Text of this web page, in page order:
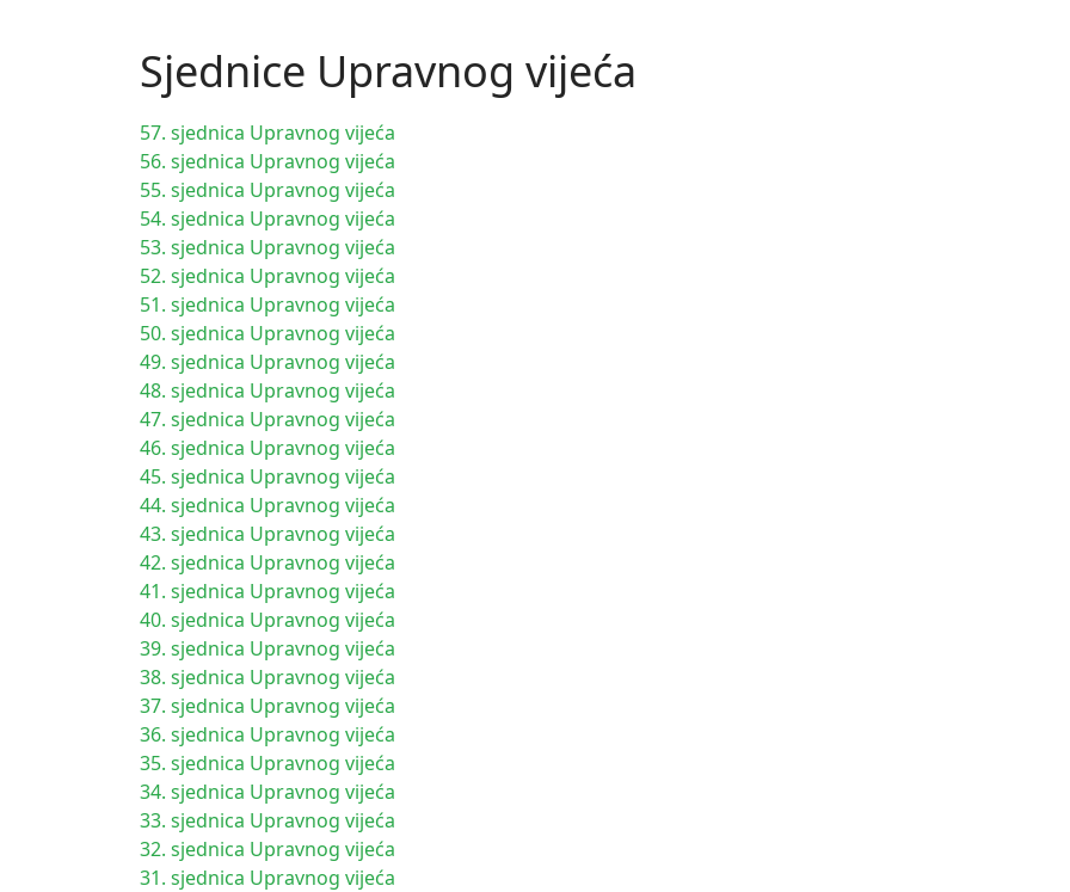
Sjednice Upravnog vijeća
57. sjednica Upravnog vijeća
56. sjednica Upravnog vijeća
55. sjednica Upravnog vijeća
54. sjednica Upravnog vijeća
53. sjednica Upravnog vijeća
52. sjednica Upravnog vijeća
51. sjednica Upravnog vijeća
50. sjednica Upravnog vijeća
49. sjednica Upravnog vijeća
48. sjednica Upravnog vijeća
47. sjednica Upravnog vijeća
46. sjednica Upravnog vijeća
45. sjednica Upravnog vijeća
44. sjednica Upravnog vijeća
43. sjednica Upravnog vijeća
42. sjednica Upravnog vijeća
41. sjednica Upravnog vijeća
40. sjednica Upravnog vijeća
39. sjednica Upravnog vijeća
38. sjednica Upravnog vijeća
37. sjednica Upravnog vijeća
36. sjednica Upravnog vijeća
35. sjednica Upravnog vijeća
34. sjednica Upravnog vijeća
33. sjednica Upravnog vijeća
32. sjednica Upravnog vijeća
31. sjednica Upravnog vijeća